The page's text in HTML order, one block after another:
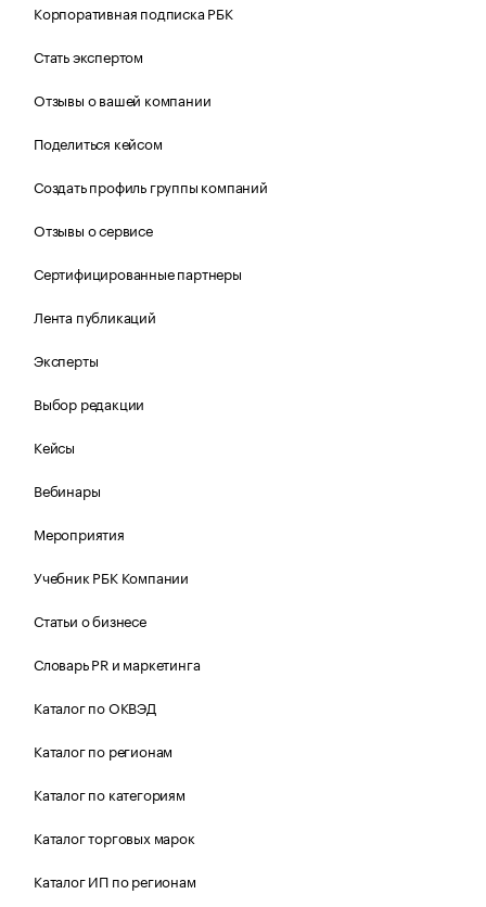
Корпоративная подписка РБК
Стать экспертом
Отзывы о вашей компании
Поделиться кейсом
Создать профиль группы компаний
Отзывы о сервисе
Сертифицированные партнеры
Лента публикаций
Эксперты
Выбор редакции
Кейсы
Вебинары
Мероприятия
Учебник РБК Компании
Статьи о бизнесе
Словарь PR и маркетинга
Каталог по ОКВЭД
Каталог по регионам
Каталог по категориям
Каталог торговых марок
Каталог ИП по регионам